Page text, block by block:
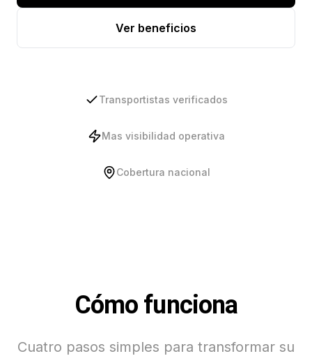
Ver beneficios
Transportistas verificados
Mas visibilidad operativa
Cobertura nacional
Cómo funciona
Cuatro pasos simples para transformar su